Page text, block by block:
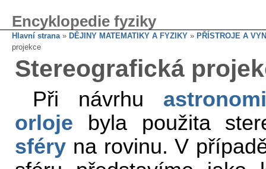
Encyklopedie fyziky
Hlavní strana» DĚJINY MATEMATIKY A FYZIKY » PŘÍSTROJE A
projekce
Stereografická
Při návrhu
orloje byla použita
sféry na rovinu. V